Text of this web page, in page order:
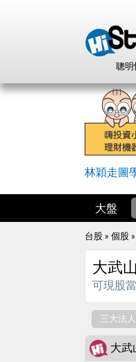
聰明
林穎走圖
大盤
台股 » 個股 »
大武山
可現股
三大法人
大武